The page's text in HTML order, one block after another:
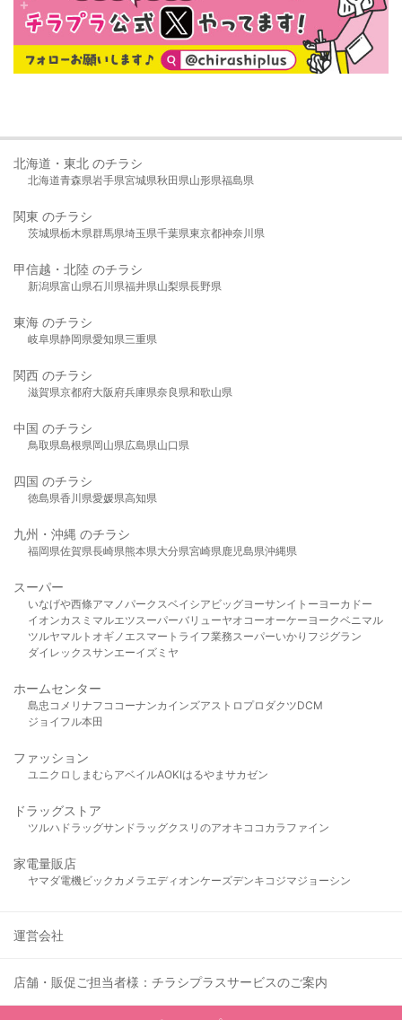
北海道・東北 のチラシ
北海道青森県岩手県宮城県秋田県山形県福島県
関東 のチラシ
茨城県栃木県群馬県埼玉県千葉県東京都神奈川県
甲信越・北陸 のチラシ
新潟県富山県石川県福井県山梨県長野県
東海 のチラシ
岐阜県静岡県愛知県三重県
関西 のチラシ
滋賀県京都府大阪府兵庫県奈良県和歌山県
中国 のチラシ
鳥取県島根県岡山県広島県山口県
四国 のチラシ
徳島県香川県愛媛県高知県
九州・沖縄 のチラシ
福岡県佐賀県長崎県熊本県大分県宮崎県鹿児島県沖縄県
スーパー
いなげや西條アマノパークスベイシア ビッグヨーサンイトーヨーカドー
イオンカスミ マルエツスーパーバリューヤオコーオーケー ヨークベニマル
ツルヤマルト オギノ エスマート ライフ業務スーパーいかり フジグラン
ダイレックスサンエーイズミヤ
ホームセンター
島忠 コメリ ナフコ コーナンカインズアストロプロダクツDCM
ジョイフル本田
ファッション
ユニクロ しまむら アベイルAOKIはるやま サカゼン
ドラッグストア
ツルハドラッグサンドラッグクスリのアオキ ココカラファイン
家電量販店
ヤマダ電機ビックカメラ エディオンケーズデンキ コジマジョーシン
運営会社
店舗・販促ご担当者様：チラシプラスサービスのご案内